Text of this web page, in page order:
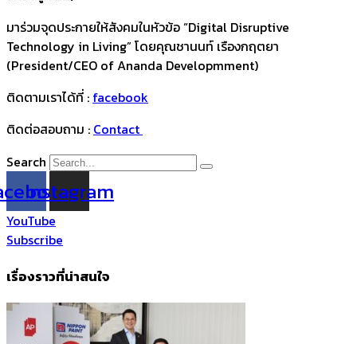
มาร่วมจุดประกายให้สังคมในหัวข้อ “Digital Disruptive
Technology in Living” โดยคุณชานนท์ เรืองกฤตยา
(President/CEO of Ananda Developmment)
ติดตามเราได้ที่ : facebook
ติดต่อสอบถาม : Contact
Search
Instagram
YouTube
Subscribe
เรื่องราวที่น่าสนใจ